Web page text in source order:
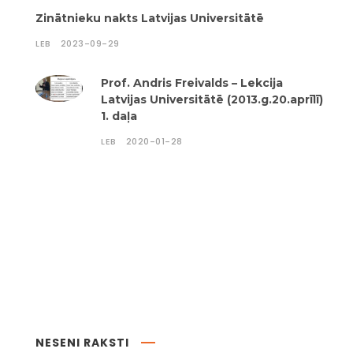
Zinātnieku nakts Latvijas Universitātē
LEB 2023-09-29
Prof. Andris Freivalds – Lekcija
Latvijas Universitātē (2013.g.20.aprīlī)
1. daļa
LEB 2020-01-28
NESENI RAKSTI